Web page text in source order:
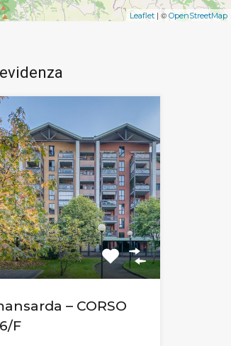
Leaflet | © OpenStreetMap
– CORSO
F